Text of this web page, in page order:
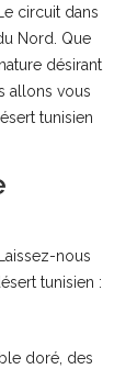
circuit dans
Nord. Que
désirant
allons vous
tunisien
nous
tunisien :
doré, des